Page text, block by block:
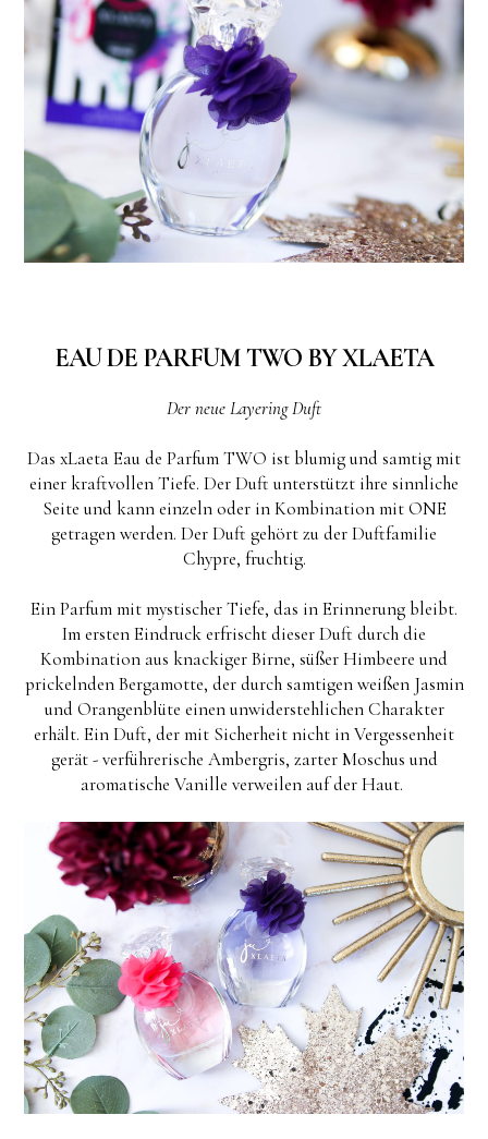
EAU DE PARFUM TWO BY XLAETA
Der neue Layering Duft
Das xLaeta Eau de Parfum TWO ist blumig und samtig mit
einer kraftvollen Tiefe. Der Duft unterstützt ihre sinnliche
Seite und kann einzeln oder in Kombination mit ONE
getragen werden. Der Duft gehört zu der Duftfamilie
Chypre, fruchtig.
Ein Parfum mit mystischer Tiefe, das in Erinnerung bleibt.
Im ersten Eindruck erfrischt dieser Duft durch die
Kombination aus knackiger Birne, süßer Himbeere und
prickelnden Bergamotte, der durch samtigen weißen Jasmin
und Orangenblüte einen unwiderstehlichen Charakter
erhält. Ein Duft, der mit Sicherheit nicht in Vergessenheit
gerät - verführerische Ambergris, zarter Moschus und
aromatische Vanille verweilen auf der Haut.